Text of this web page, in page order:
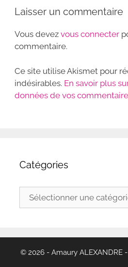
Laisser un commentaire
Vous devez vous connecter
commentaire.
Ce site utilise Akismet pour
indésirables. En savoir plus
données de vos
Catégories
Catégories
© 2026 - Amaury ALEXANDRE -